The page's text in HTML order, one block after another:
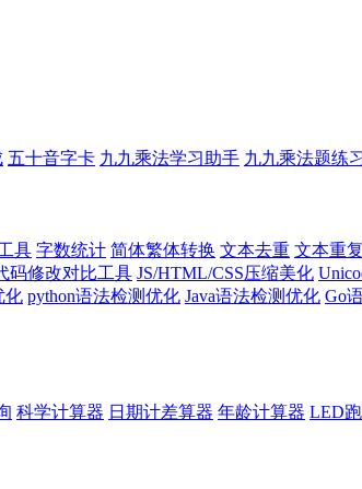
五十音字卡 九九乘法学习助手 九九乘法题练
具 字数统计 简体繁体转换 文本去重 文本重
码修改对比工具 JS/HTML/CSS压缩美化
化 python语法检测优化 Java语法检测优化 Go
科学计算器 日期计差算器 年龄计算器 LED